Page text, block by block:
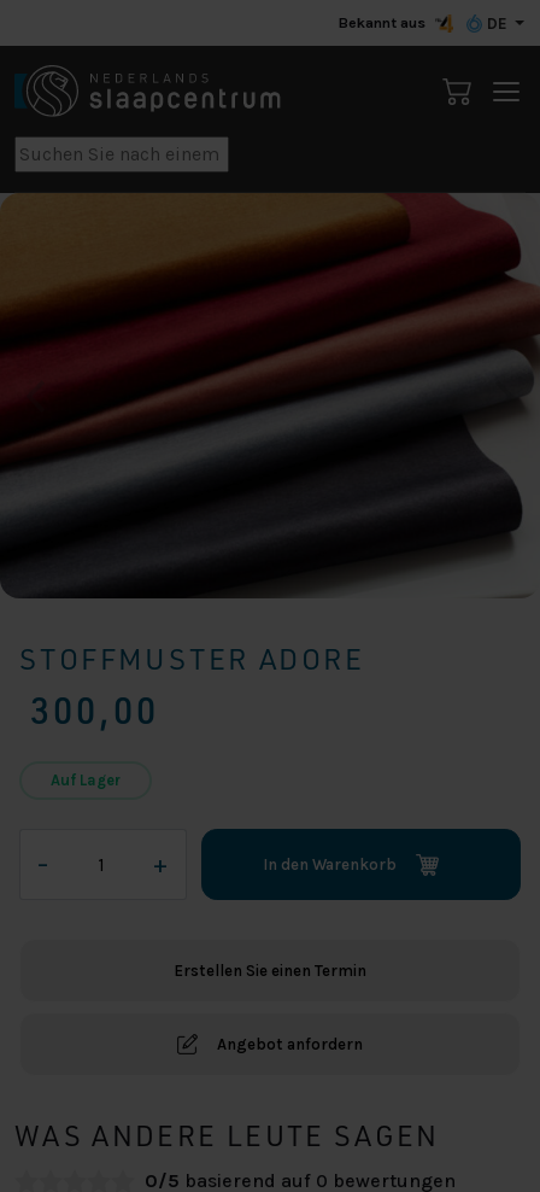
Bekannt aus DE
STOFFMUSTER ADORE
300,00
Auf Lager
–
Adore
+ In den Warenkorb
Erstellen Sie einen Termin
Angebot anfordern
WAS ANDERE LEUTE SAGEN
0/5 basierend auf 0 bewertungen